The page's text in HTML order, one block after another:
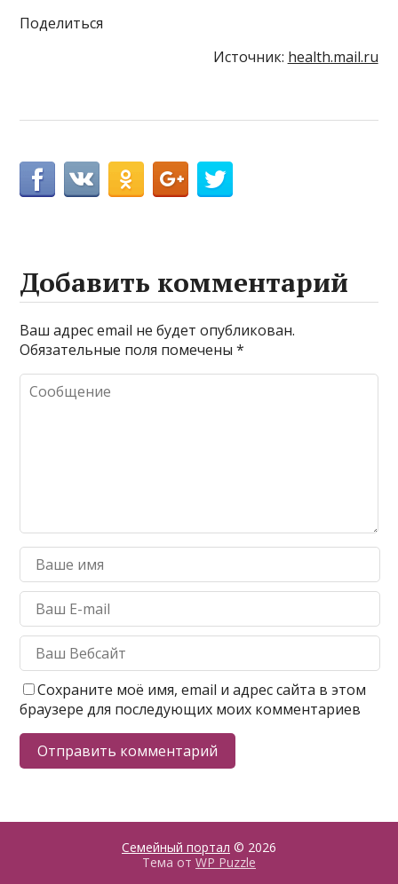
Поделиться
Источник: health.mail.ru
Добавить комментарий
Ваш адрес email не будет опубликован.
Обязательные поля помечены*
Сохраните моё имя, email и адрес сайта в этом
браузере для последующих моих комментариев
Семейный портал © 2026
Тема от WP Puzzle